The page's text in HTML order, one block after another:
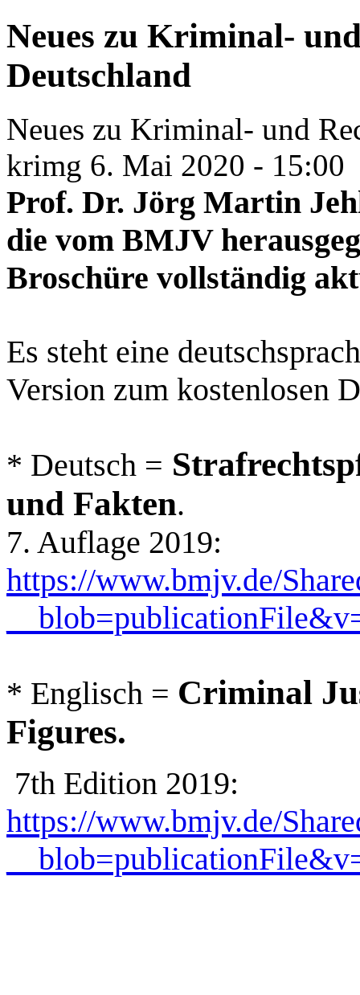
Neues zu Kriminal-
Deutschland
Neues zu Kriminal- und
krimg 6. Mai 2020 - 15:00
Prof. Dr. Jörg Martin
die vom BMJV
Broschüre vollständig
Es steht eine
Version zum kostenlosen
* Deutsch =
und Fakten.
7. Auflage 2019:
https://www.bmjv.de/
* Englisch = Criminal
Figures.
7th Edition 2019:
https://www.bmjv.de/